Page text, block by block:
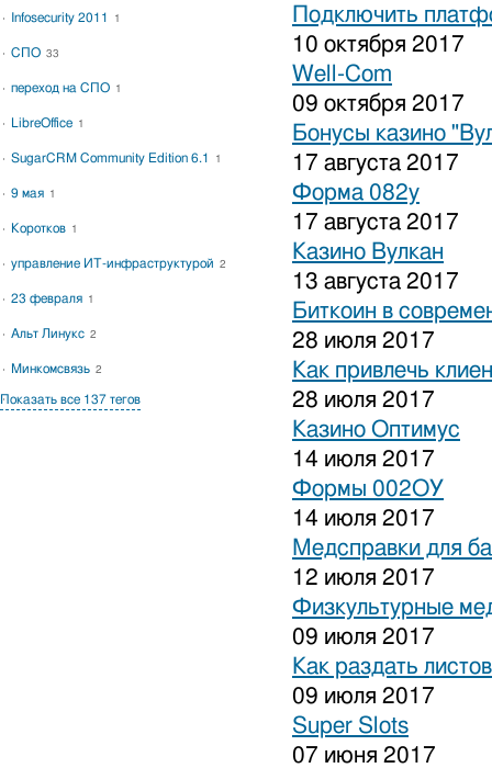
Подключить
10 октября 2017
Well-Com
09 октября 2017
Бонусы казино
17 августа 2017
Форма 082у
17 августа 2017
Казино Вулкан
13 августа 2017
Биткоин в
28 июля 2017
Как привлечь
28 июля 2017
Казино Оптимус
14 июля 2017
Формы 002ОУ
14 июля 2017
Медсправки для
12 июля 2017
Физкультурные
09 июля 2017
Как раздать
09 июля 2017
Super Slots
07 июня 2017
Infosecurity 2011 1
СПО 33
переход на СПО 1
LibreOffice 1
SugarCRM Community Edition 6.1 1
9 мая 1
Коротков 1
управление ИТ-инфраструктурой 2
23 февраля 1
Альт Линукс 2
Минкомсвязь 2
Показать все 137 тегов